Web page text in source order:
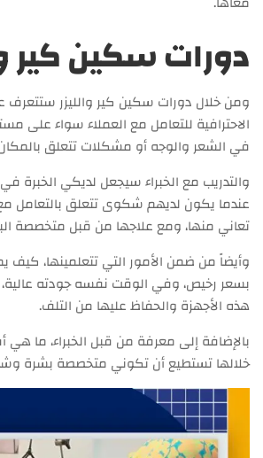
دورات سكين كير
ومن خلال دورات سكين كير والليزر ستتعرف
الاحترافية للتعامل مع العملاء سواء على
في الشعر والوجه أو مشكلات تتعلق
والتدريب مع الخبراء سيجعل لديكي الخبرة
عندما يكون لديهم شكوى تتعلق بالتعامل
تعاني منها، ومع علاجها من قبل متخصصة
وأيضاً من ضمن الأمور التي تتعلمينها، كيف
بسعر رخيص، وفي الوقت نفسه جودته
هذه الأجهزة والحفاظ عليها من التلف.
بالإضافة إلى معرفة من قبل الخبراء، ما
خلالها تستطيع أن تكوني متخصصة بشرة